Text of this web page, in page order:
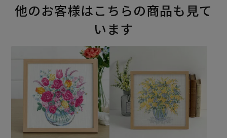
他のお客様はこちらの商品も見て
います